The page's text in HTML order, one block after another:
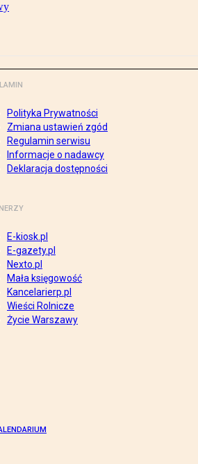
Polityka Prywatności
Zmiana ustawień zgód
Regulamin serwisu
Informacje o nadawcy
Deklaracja dostępności
E-kiosk.pl
E-gazety.pl
Nexto.pl
Mała księgowość
Kancelarierp.pl
Wieści Rolnicze
Życie Warszawy